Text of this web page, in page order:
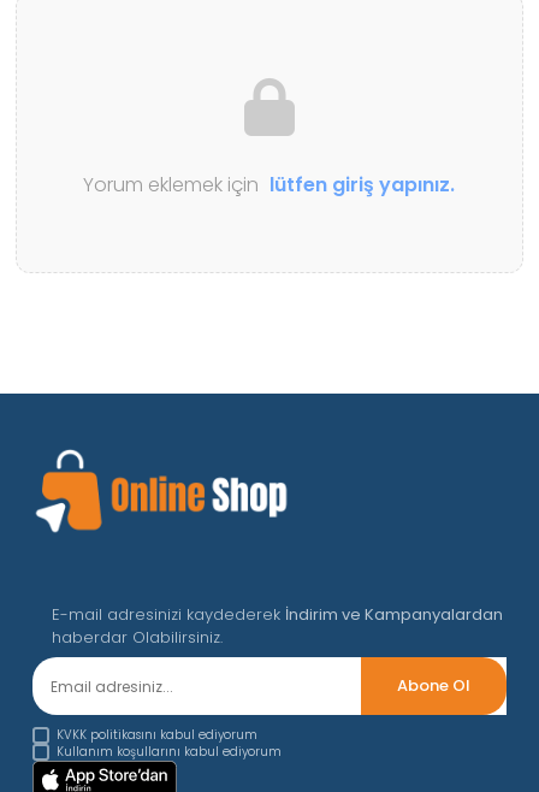
Yorum eklemek için lütfen giriş yapınız.
E-mail adresinizi kaydederek İndirim ve Kampanyalardan
haberdar Olabilirsiniz.
KVKK politikasını kabul ediyorum
Kullanım koşullarını kabul ediyorum